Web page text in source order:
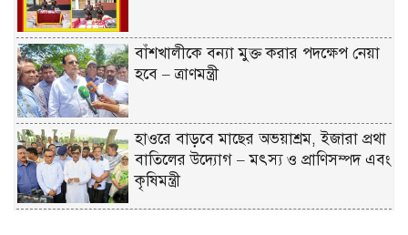
বাঁশখালীকে বন্যা মুক্ত করার পদক্ষেপ নেয়া
হবে – ত্রাণমন্ত্রী
হাওরে বাড়বে মাছের অভয়াশ্রম, ইজারা প্রথা
বাতিলের উদ্যোগ – মৎস্য ও প্রাণিসম্পদ এবং
কৃষিমন্ত্রী